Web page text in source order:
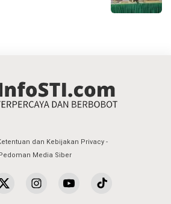
dan Kebijakan Privacy
Media Siber